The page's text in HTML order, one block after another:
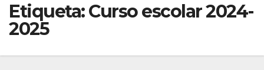
Etiqueta:Curso escolar 2024-
2025